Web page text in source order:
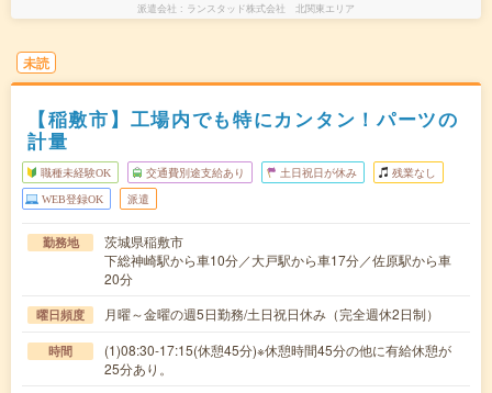
派遣会社 ランスタッド株式会社 北関東エリア
未読
【稲敷市】工場内でも特にカンタン！パーツの
計量
職種未経験OK 交通費別途支給あり 土日祝日が休み 残業なし
WEB登録OK 派遣
勤務地
茨城県稲敷市
下総神崎駅から車10分／大戸駅から車17分／佐原駅から車
20分
曜日頻度 月曜～金曜の週5日勤務/土日祝日休み（完全週休2日制）
時間
(1)08:30-17:15(休憩45分)※休憩時間45分の他に有給休憩が
25分あり。